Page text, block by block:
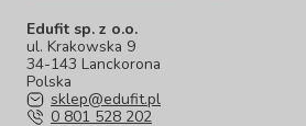
Edufit sp. z o.o.
ul. Krakowska 9
34-143 Lanckorona
Polska
sklep@edufit.pl
0 801 528 202